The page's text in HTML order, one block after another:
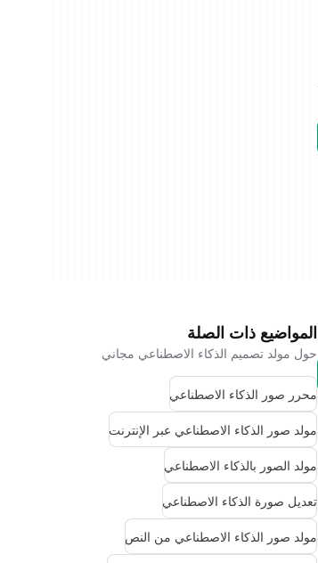
المواضيع ذات الصلة
حول مولد تصميم الذكاء الاصطناعي مجاني
محرر صور الذكاء الاصطناعي
مولد صور الذكاء الاصطناعي عبر الإنترنت
مولد الصور بالذكاء الاصطناعي
تعديل صورة الذكاء الاصطناعي
مولد صور الذكاء الاصطناعي من النص